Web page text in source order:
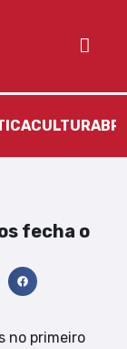
CULTURA
fecha o
no primeiro